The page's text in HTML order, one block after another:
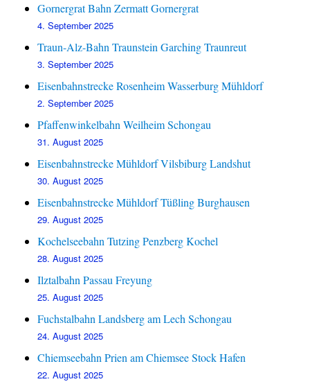
Gornergrat Bahn Zermatt Gornergrat
4. September 2025
Traun-Alz-Bahn Traunstein Garching Traunreut
3. September 2025
Eisenbahnstrecke Rosenheim Wasserburg Mühldorf
2. September 2025
Pfaffenwinkelbahn Weilheim Schongau
31. August 2025
Eisenbahnstrecke Mühldorf Vilsbiburg Landshut
30. August 2025
Eisenbahnstrecke Mühldorf Tüßling Burghausen
29. August 2025
Kochelseebahn Tutzing Penzberg Kochel
28. August 2025
Ilztalbahn Passau Freyung
25. August 2025
Fuchstalbahn Landsberg am Lech Schongau
24. August 2025
Chiemseebahn Prien am Chiemsee Stock Hafen
22. August 2025